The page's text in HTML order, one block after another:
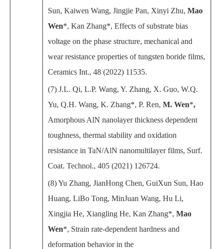
Sun, Kaiwen Wang, Jingjie Pan, Xinyi Zhu, Mao
Wen*, Kan Zhang*, Effects of substrate bias
voltage on the phase structure, mechanical and
wear resistance properties of tungsten boride films,
Ceramics Int., 48 (2022) 11535.
(7) J.L. Qi, L.P. Wang, Y. Zhang, X. Guo, W.Q.
Yu, Q.H. Wang, K. Zhang*, P. Ren, M. Wen*,
Amorphous AlN nanolayer thickness dependent
toughness, thermal stability and oxidation
resistance in TaN/AlN nanomultilayer films, Surf.
Coat. Technol., 405 (2021) 126724.
(8) Yu Zhang, JianHong Chen, GuiXun Sun, Hao
Huang, LiBo Tong, MinJuan Wang, Hu Li,
Xingjia He, Xiangling He, Kan Zhang*, Mao
Wen*, Strain rate-dependent hardness and
deformation behavior in the